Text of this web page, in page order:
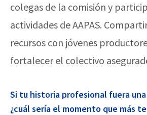
colegas de la comisión y
actividades de AAPAS.
recursos con jóvenes
fortalecer el colectivo
Si tu historia profesional fuera
¿cuál sería el momento que más